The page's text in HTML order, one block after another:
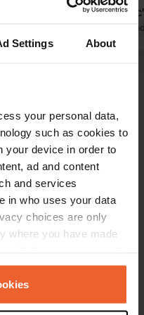
Settings About
your personal data,
such as cookies to
your device in order to
ad and content
and services
in who uses your data
choices are only
where you have made
or by clicking on
vent, mais
du lac. Si
peu plus
propre.
même pour
avons
endroit
Traduit par
ici ?